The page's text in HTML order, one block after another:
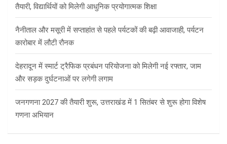
तैयारी, विद्यार्थियों को मिलेगी आधुनिक प्रयोगात्मक शिक्षा
नैनीताल और मसूरी में सप्ताहांत से पहले पर्यटकों की बढ़ी आवाजाही, पर्यटन
कारोबार में लौटी रौनक
देहरादून में स्मार्ट ट्रैफिक प्रबंधन परियोजना को मिलेगी नई रफ्तार, जाम
और सड़क दुर्घटनाओं पर लगेगी लगाम
जनगणना 2027 की तैयारी शुरू, उत्तराखंड में 1 सितंबर से शुरू होगा विशेष
गणना अभियान